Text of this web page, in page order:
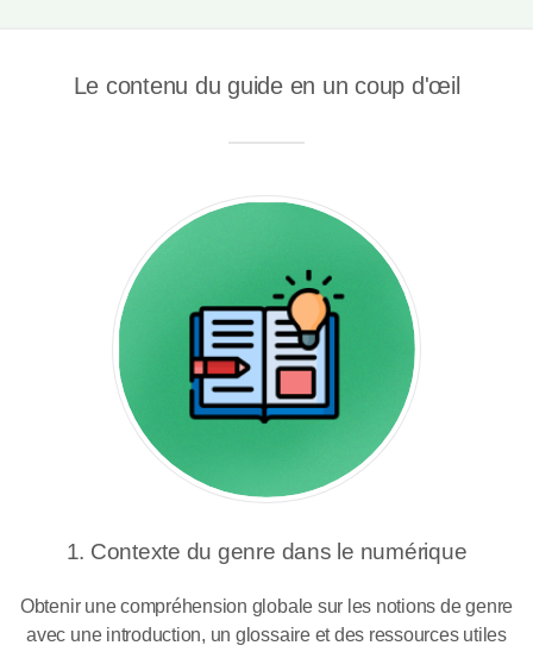
Le contenu du guide en un coup d'œil
1. Contexte du genre dans le numérique
Obtenir une compréhension globale sur les notions de genre
avec une introduction, un glossaire et des ressources utiles